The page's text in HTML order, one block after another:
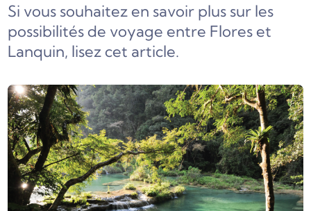
Si vous souhaitez en savoir plus sur les
possibilités de voyage entre Flores et
Lanquin, lisez cet article.